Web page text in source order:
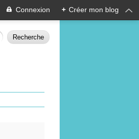
Connexion + Créer mon blog